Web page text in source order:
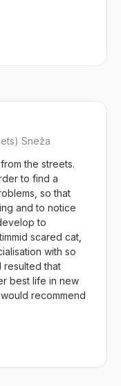
Sneža
the streets.
to find a
so that
and to notice
to
scared cat,
with so
resulted that
best life in new
recommend